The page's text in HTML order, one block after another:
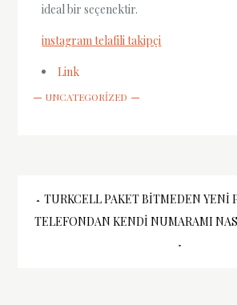
ideal bir seçenektir.
instagram telafili takipçi
Link
UNCATEGORIZED
Yazı
TURKCELL PAKET BITMEDEN YENI
TELEFONDAN KENDI NUMARAMI